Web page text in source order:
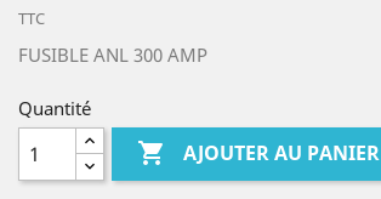
TTC
FUSIBLE ANL 300 AMP
Quantité
 AJOUTER AU PANIER